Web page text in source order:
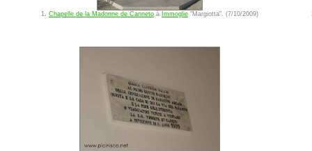
1. Chapelle de la Madonne de Canneto à Immoglie "Margiotta". (7/10/2009)